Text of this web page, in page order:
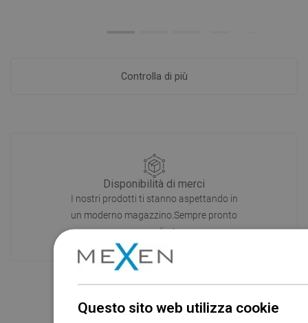
Controlla di più
Disponibilità di merci
I nostri prodotti ti stanno aspettando in
un moderno magazzino.Sempre pronto
a spedire!
Questo sito web utilizza cookie